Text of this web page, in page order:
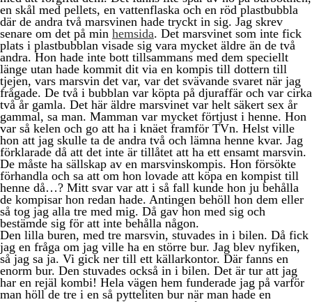
en skål med pellets, en vattenflaska och en röd plastbubbla
där de andra två marsvinen hade tryckt in sig. Jag skrev
senare om det på min hemsida. Det marsvinet som inte fick
plats i plastbubblan visade sig vara mycket äldre än de två
andra. Hon hade inte bott tillsammans med dem speciellt
länge utan hade kommit dit via en kompis till dottern till
tjejen, vars marsvin det var, var det svävande svaret när jag
frågade. De två i bubblan var köpta på djuraffär och var cirka
två år gamla. Det här äldre marsvinet var helt säkert sex år
gammal, sa man. Mamman var mycket förtjust i henne. Hon
var så kelen och go att ha i knäet framför TVn. Helst ville
hon att jag skulle ta de andra två och lämna henne kvar. Jag
förklarade då att det inte är tillåtet att ha ett ensamt marsvin.
De måste ha sällskap av en marsvinskompis. Hon försökte
förhandla och sa att om hon lovade att köpa en kompist till
henne då…? Mitt svar var att i så fall kunde hon ju behålla
de kompisar hon redan hade. Antingen behöll hon dem eller
så tog jag alla tre med mig. Då gav hon med sig och
bestämde sig för att inte behålla någon.
Den lilla buren, med tre marsvin, stuvades in i bilen. Då fick
jag en fråga om jag ville ha en större bur. Jag blev nyfiken,
så jag sa ja. Vi gick ner till ett källarkontor. Där fanns en
enorm bur. Den stuvades också in i bilen. Det är tur att jag
har en rejäl kombi! Hela vägen hem funderade jag på varför
man höll de tre i en så pytteliten bur när man hade en